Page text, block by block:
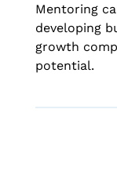
Mentoring
developing
growth
potential.